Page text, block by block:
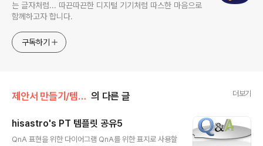
는 글자처럼... 따끈따끈한 디지털 기기처럼 따스한 마음으로
함께하고자 합니다.
구독하기
제안서 만들기/템플릿 의 다른 글 더보기
hisastro's PT 템플릿 공유5
QnA 표현을 위한 다이어그램 QnA를 위한 표지로 사용할